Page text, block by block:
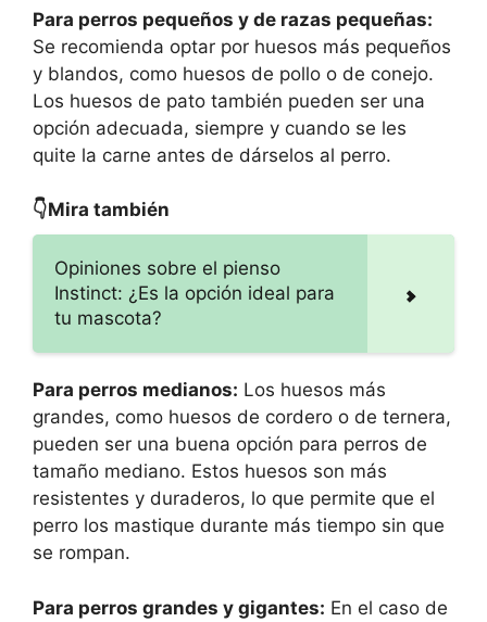
Para perros pequeños y de razas pequeñas:
Se recomienda optar por huesos más pequeños
y blandos, como huesos de pollo o de conejo.
Los huesos de pato también pueden ser una
opción adecuada, siempre y cuando se les
quite la carne antes de dárselos al perro.
👇Mira también
Opiniones sobre el pienso
Instinct: ¿Es la opción ideal para
tu mascota?
Para perros medianos: Los huesos más
grandes, como huesos de cordero o de ternera,
pueden ser una buena opción para perros de
tamaño mediano. Estos huesos son más
resistentes y duraderos, lo que permite que el
perro los mastique durante más tiempo sin que
se rompan.
Para perros grandes y gigantes: En el caso de